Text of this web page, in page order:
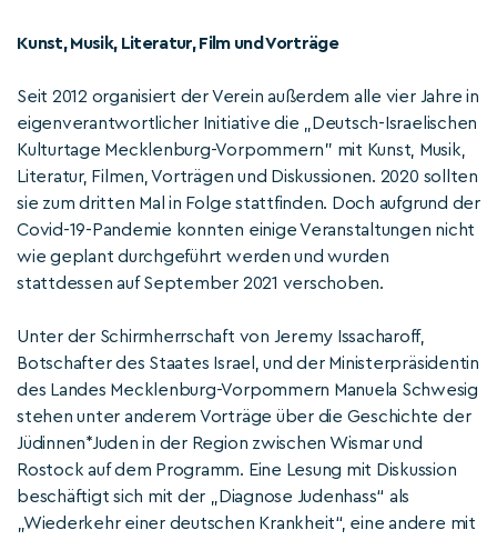
Kunst, Musik, Literatur, Film und Vorträge
Seit 2012 organisiert der Verein außerdem alle vier Jahre in
eigenverantwortlicher Initiative die „Deutsch-Israelischen
Kulturtage Mecklenburg-Vorpommern” mit Kunst, Musik,
Literatur, Filmen, Vorträgen und Diskussionen. 2020 sollten
sie zum dritten Mal in Folge stattfinden. Doch aufgrund der
Covid-19-Pandemie konnten einige Veranstaltungen nicht
wie geplant durchgeführt werden und wurden
stattdessen auf September 2021 verschoben.
Unter der Schirmherrschaft von Jeremy Issacharoff,
Botschafter des Staates Israel, und der Ministerpräsidentin
des Landes Mecklenburg-Vorpommern Manuela Schwesig
stehen unter anderem Vorträge über die Geschichte der
Jüdinnen*Juden in der Region zwischen Wismar und
Rostock auf dem Programm. Eine Lesung mit Diskussion
beschäftigt sich mit der „Diagnose Judenhass“ als
„Wiederkehr einer deutschen Krankheit“, eine andere mit